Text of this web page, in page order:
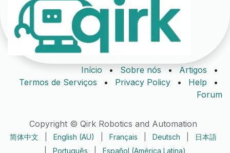
Início • Sobre nós • Artigos
•
Termos de Serviços
• Privacy Policy • Help
•
Forum
Copyright © Qirk Robotics and Automation
简体中文 English (AU) Français Deutsch
日本語
Português Español (América Latina)